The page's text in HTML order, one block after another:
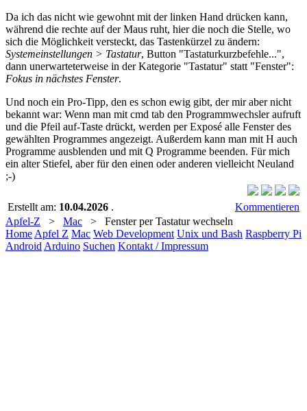
Da ich das nicht wie gewohnt mit der linken Hand drücken kann,
während die rechte auf der Maus ruht, hier die noch die Stelle, wo
sich die Möglichkeit versteckt, das Tastenkürzel zu ändern:
Systemeinstellungen > Tastatur, Button "Tastaturkurzbefehle...",
dann unerwarteterweise in der Kategorie "Tastatur" statt "Fenster":
Fokus in nächstes Fenster.
Und noch ein Pro-Tipp, den es schon ewig gibt, der mir aber nicht
bekannt war: Wenn man mit cmd tab den Programmwechsler aufruft
und die Pfeil auf-Taste drückt, werden per Exposé alle Fenster des
gewählten Programmes angezeigt. Außerdem kann man mit H auch
Programme ausblenden und mit Q Programme beenden. Für mich
ein alter Stiefel, aber für den einen oder anderen vielleicht Neuland
;-)
Erstellt am: 10.04.2026 .
Kommentieren
Apfel-Z > Mac > Fenster per Tastatur wechseln
Home Apfel Z Mac Web Development Unix und Bash Raspberry Pi
Android Arduino Suchen Kontakt / Impressum